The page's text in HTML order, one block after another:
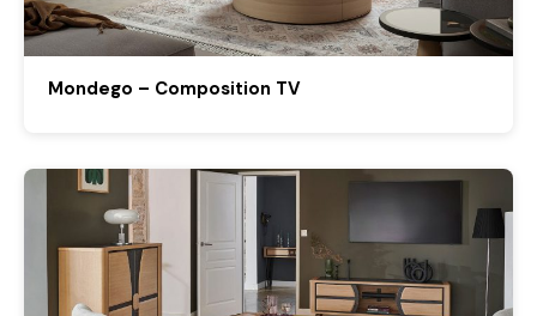
Mondego – Composition TV